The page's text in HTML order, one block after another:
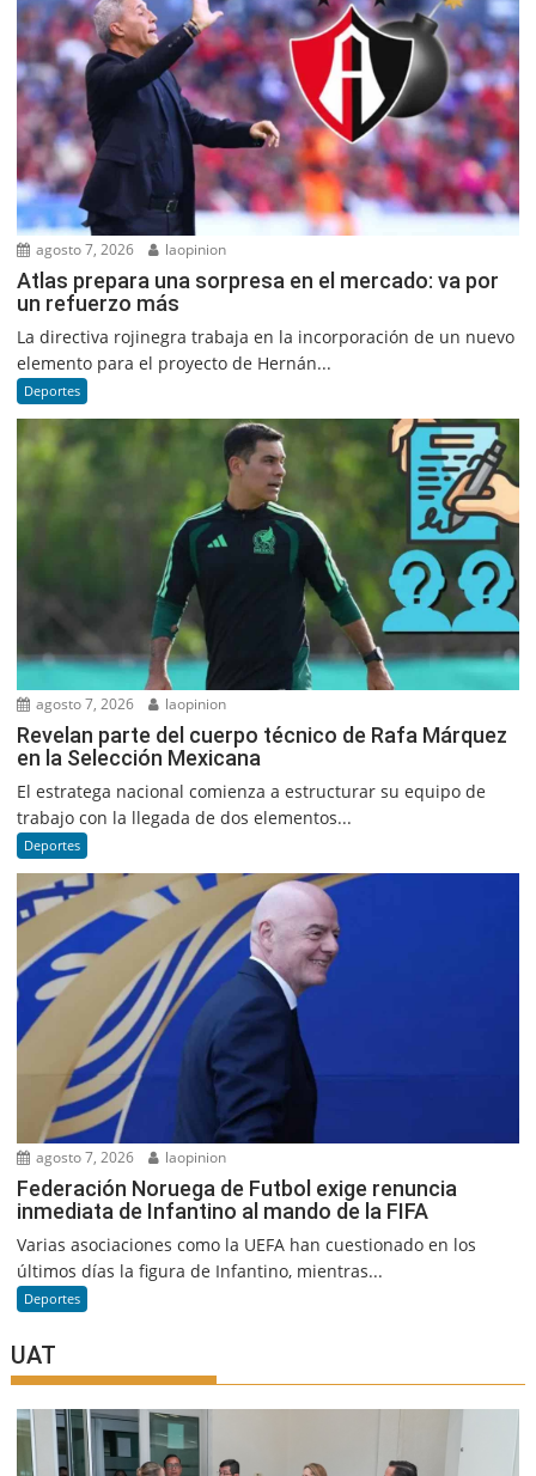
agosto 7, 2026 laopinion
Atlas prepara una sorpresa en el mercado: va por
un refuerzo más
La directiva rojinegra trabaja en la incorporación de un nuevo
elemento para el proyecto de Hernán...
Deportes
agosto 7, 2026 laopinion
Revelan parte del cuerpo técnico de Rafa Márquez
en la Selección Mexicana
El estratega nacional comienza a estructurar su equipo de
trabajo con la llegada de dos elementos...
Deportes
agosto 7, 2026 laopinion
Federación Noruega de Futbol exige renuncia
inmediata de Infantino al mando de la FIFA
Varias asociaciones como la UEFA han cuestionado en los
últimos días la figura de Infantino, mientras...
Deportes
UAT